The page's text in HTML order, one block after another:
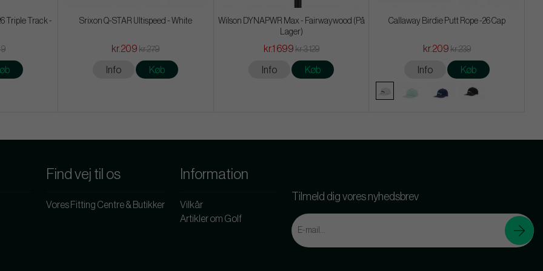
Triple Track - Srixon Q-STAR Ultispeed - White
kr.209 kr.279
Info Køb
Wilson DYNAPWR Max - Fairwaywood (På
Lager)
kr.1 699 kr.3 129
Info Køb
Callaway Birdie Putt Rope -26 Cap
kr.209 kr.239
Info Køb
Find vej til os
Vores Fitting Centre & Butikker
Information
Vilkår
Artikler om Golf
Tilmeld dig vores nyhedsbrev